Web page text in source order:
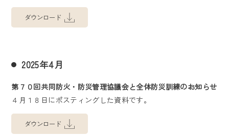
ダウンロード
2025年4月
第７０回共同防火・防災管理協議会と全体防災訓練のお知らせ
４月１８日にポスティングした資料です。
ダウンロード